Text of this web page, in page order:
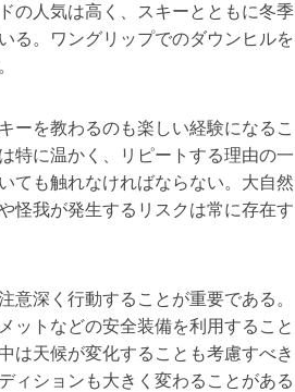
の人気は高く、スキーとともに冬季
る。ワングリップでのダウンヒルを
ーを教わるのも楽しい経験になるこ
特に温かく、リピートする理由の一
ても触れなければならない。大自然
怪我が発生するリスクは常に存在す
意深く行動することが重要である。
ットなどの安全装備を利用すること
は天候が変化することも考慮すべき
ィションも大きく変わることがある